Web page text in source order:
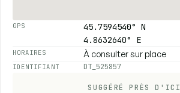
GPS
45.7594540° N
4.8632640° E
HORAIRES À consulter sur place
IDENTIFIANT DT_525857
SUGGÉRÉ PRÈS D'ICI